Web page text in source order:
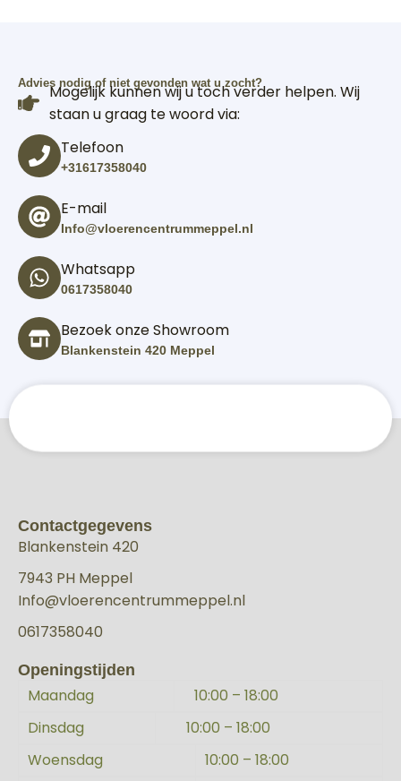
Advies nodig of niet gevonden wat u zocht?
Mogelijk kunnen wij u toch verder helpen. Wij
staan u graag te woord via:
Telefoon
+31617358040
E-mail
Info@vloerencentrummeppel.nl
Whatsapp
0617358040
Bezoek onze Showroom
Blankenstein 420 Meppel
Contactgegevens
Blankenstein 420
7943 PH Meppel
Info@vloerencentrummeppel.nl
0617358040
Openingstijden
Maandag
10:00 – 18:00
Dinsdag
10:00 – 18:00
Woensdag
10:00 – 18:00